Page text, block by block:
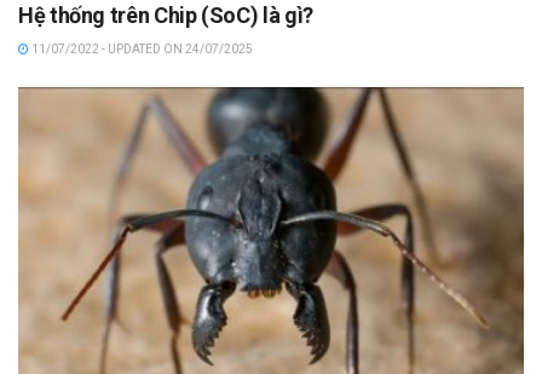
Hệ thống trên Chip (SoC) là gì?
11/07/2022 - UPDATED ON 24/07/2025